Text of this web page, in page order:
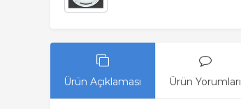
Ürün Açıklaması Ürün Yorumları